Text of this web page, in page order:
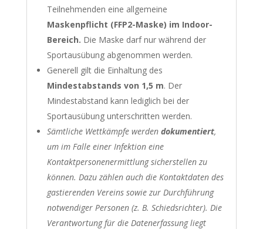
Teilnehmenden eine allgemeine
Maskenpflicht (FFP2-Maske) im Indoor-
Bereich. Die Maske darf nur während der
Sportausübung abgenommen werden.
Generell gilt die Einhaltung des
Mindestabstands von 1,5 m. Der
Mindestabstand kann lediglich bei der
Sportausübung unterschritten werden.
Sämtliche Wettkämpfe werden dokumentiert,
um im Falle einer Infektion eine
Kontaktpersonenermittlung sicherstellen zu
können. Dazu zählen auch die Kontaktdaten des
gastierenden Vereins sowie zur Durchführung
notwendiger Personen (z. B. Schiedsrichter). Die
Verantwortung für die Datenerfassung liegt